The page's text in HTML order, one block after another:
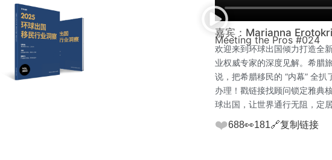
嘉宾：Marianna
Meeting the Pros #024
欢迎来到环球出国倾力打造全
业权威专家的深度见解。希腊
说，把希腊移民的 “内幕” 全
办理！戳链接找顾问锁定雅典
球出国，让世界通行无阻，定
❤️688👀181🔗复制链接